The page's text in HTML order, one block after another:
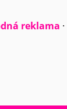
reklama ·